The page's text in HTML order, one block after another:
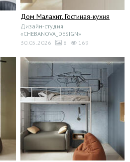
Дом Малахит. Гостиная-кухня
Дизайн-студия
«CHEBANOVA_DESIGN»
30.05.2026
8 169